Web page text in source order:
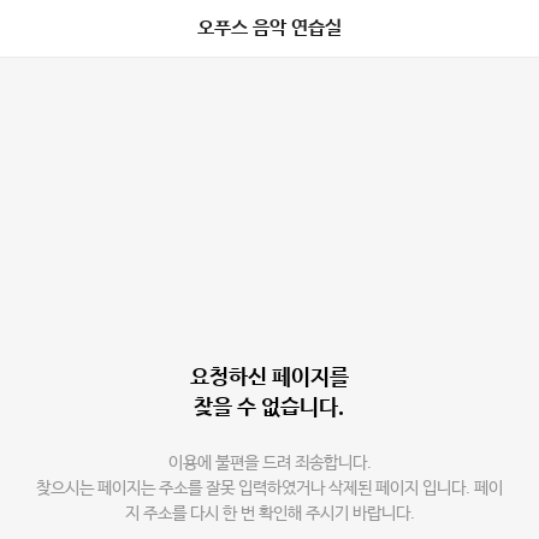
오푸스 음악 연습실
요청하신 페이지를
찾을 수 없습니다.
이용에 불편을 드려 죄송합니다.
찾으시는 페이지는 주소를 잘못 입력하였거나 삭제된 페이지 입니다. 페이
지 주소를 다시 한 번 확인해 주시기 바랍니다.